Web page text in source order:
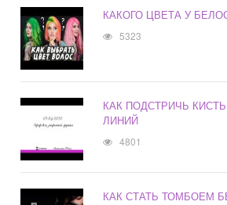
КАКОГО ЦВЕТА У
5323
КАК ПОДСТРИЧЬ
ЛИНИЙ
4801
КАК СТАТЬ ТОМБОЕМ